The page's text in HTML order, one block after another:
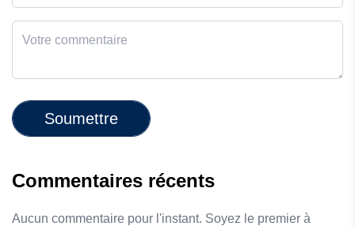
Soumettre
Commentaires récents
Aucun commentaire pour l'instant. Soyez le premier à